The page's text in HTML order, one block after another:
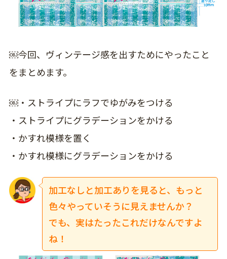
￼今回、ヴィンテージ感を出すためにやったこと
をまとめます。
￼・ストライプにラフでゆがみをつける
・ストライプにグラデーションをかける
・かすれ模様を置く
・かすれ模様にグラデーションをかける
加工なしと加工ありを見ると、もっと
色々やっていそうに見えませんか？
でも、実はたったこれだけなんですよ
ね！